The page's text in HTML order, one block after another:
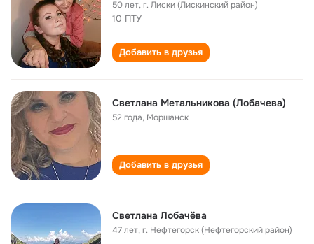
50 лет,г. Лиски (Лискинский район)
10 ПТУ
Добавить в друзья
Светлана Метальникова (Лобачева)
52 года, Моршанск
Добавить в друзья
Светлана Лобачёва
47 лет,г. Нефтегорск (Нефтегорский район)